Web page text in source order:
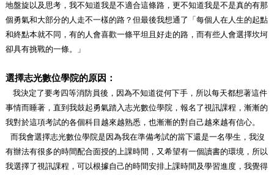
地盤旋以及思考，我不知道我是不適合這條路，更不知道我是不是真的有那
個勇氣和大部分的人走不一樣的路？但最後我想通了「每個人在人生的起點
和終點本就不同，有的人會喜歡一條平坦且好走的路，而有些人會選擇坎坷
卻具有挑戰的一條。」
選擇志光數位學院的原因：
我決定了要考四等消防員後，因為不知道從何下手，所以每天都想著這件
事情而睡著，直到我鼓起勇氣踏入志光數位學院，報名了視訊課程，漸漸的
我對於這項考試的各個科目越來越熟悉，也漸漸的對自己越來越有信心。
而我會選擇志光數位學院是因為我在準備考試的當下還是一名學生，我沒
有辦法有很多的時間配合面授的上課時間，又希望有一個讀書的環境，所以
我選擇了視訊課程，可以根據自己的時間安排上課時間及學習進度，我覺得